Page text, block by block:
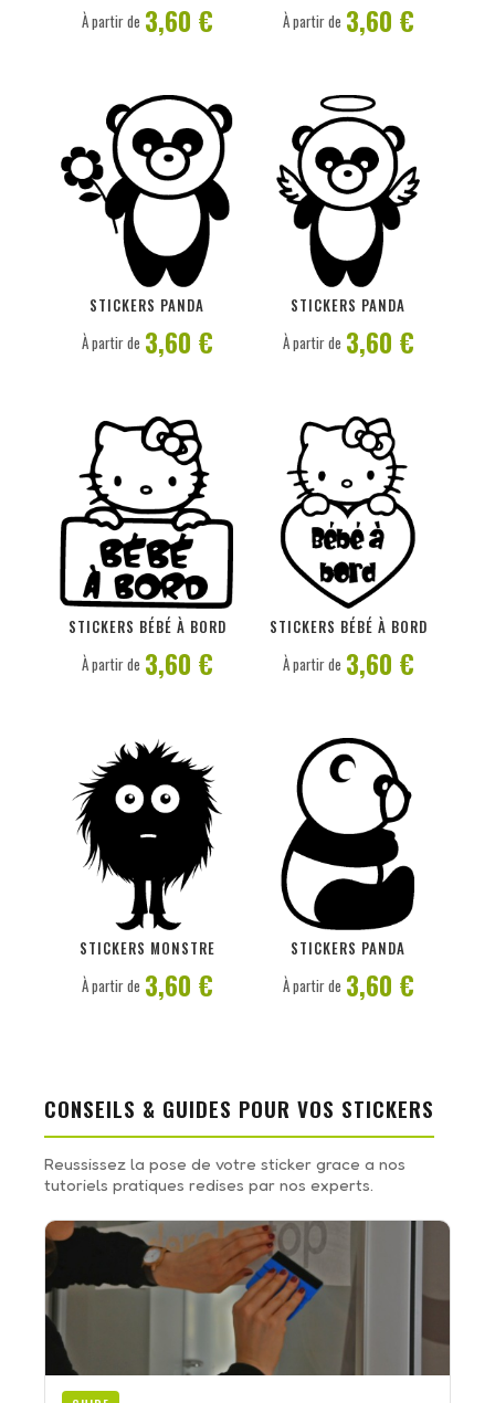
À partir de 3,60 € À partir de 3,60 €
STICKERS PANDA
PERSONNALISER
À partir de 3,60 €
STICKERS PANDA
PERSONNALISER
À partir de 3,60 €
STICKERS BÉBÉ À BORD
PERSONNALISER
À partir de 3,60 €
STICKERS BÉBÉ À BORD
PERSONNALISER
À partir de 3,60 €
STICKERS MONSTRE
PERSONNALISER
À partir de 3,60 €
STICKERS PANDA
PERSONNALISER
À partir de 3,60 €
CONSEILS & GUIDES POUR VOS STICKERS
Reussissez la pose de votre sticker grace a nos
tutoriels pratiques redises par nos experts.